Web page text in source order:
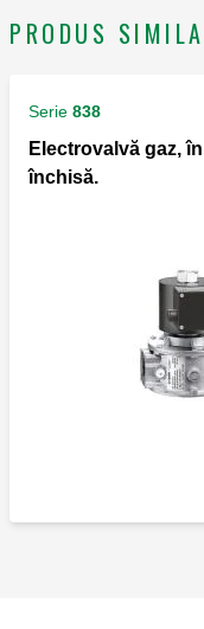
PRODUS
Serie 838
Electrovalvă gaz,
închisă.